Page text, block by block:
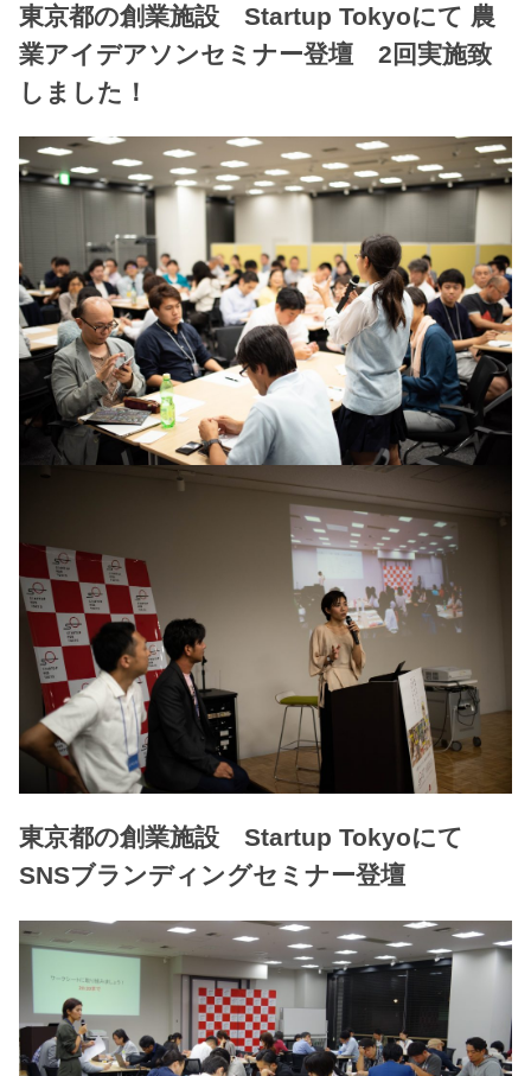
東京都の創業施設 Startup Tokyoにて 農
業アイデアソンセミナー登壇 2回実施致
しました！
東京都の創業施設 Startup Tokyoにて
SNSブランディングセミナー登壇